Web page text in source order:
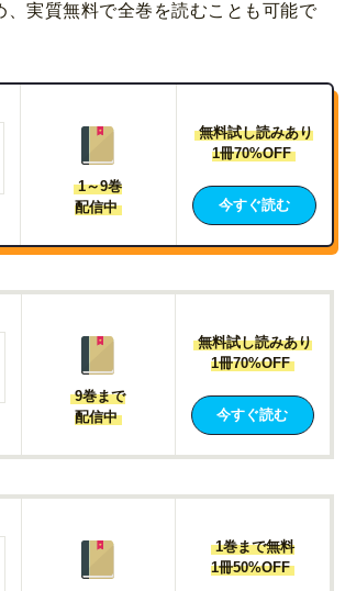
、実質無料で全巻を読むことも可能で
1～9巻
配信中
無料試し読みあり
1冊70%OFF
今すぐ読む
9巻まで
配信中
無料試し読みあり
1冊70%OFF
今すぐ読む
1巻まで無料
1冊50%OFF